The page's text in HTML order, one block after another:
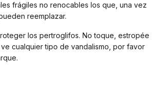
frágiles no renocables los que, una vez
reemplazar.
los pertroglifos. No toque, estropée
cualquier tipo de vandalismo, por favor